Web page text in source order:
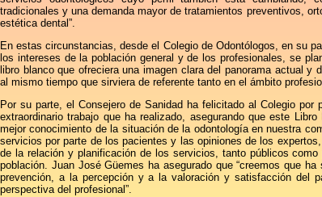
tradicionales y una demanda mayor de tratamientos preventivos,
estética dental”.
En estas circunstancias, desde el Colegio de Odontólogos, en su
los intereses de la población general y de los profesionales, se
libro blanco que ofreciera una imagen clara del panorama actual y
al mismo tiempo que sirviera de referente tanto en el ámbito
Por su parte, el Consejero de Sanidad ha felicitado al Colegio
extraordinario trabajo que ha realizado, asegurando que este
mejor conocimiento de la situación de la odontología en nuestra
servicios por parte de los pacientes y las opiniones de los
de la relación y planificación de los servicios, tanto públicos
población. Juan José Güemes ha asegurado que “creemos que
prevención, a la percepción y a la valoración y satisfacción del
perspectiva del profesional”.